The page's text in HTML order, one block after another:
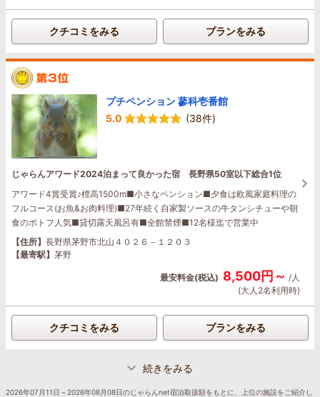
クチコミをみる プランをみる
プチペンション 蓼科壱番館
5.0
(38件)
じゃらんアワード2024泊まって良かった宿 長野県50室以下総合1位
アワード4賞受賞♪標高1500m■小さなペンション■夕食は欧風家庭料理の
フルコース(お魚&お肉料理)■27年続く自家製ソースの牛タンシチューや朝
食のポトフ人気■貸切露天風呂有■全館禁煙■12名様迄で営業中
【住所】 長野県茅野市北山４０２６－１２０３
【最寄駅】 茅野
最安料金(税込) 8,500円～ /人
(大人2名利用時)
クチコミをみる プランをみる
続きをみる
2026年07月11日～2026年08月08日のじゃらんnet宿泊取扱額をもとに、上位の施設をご紹介し